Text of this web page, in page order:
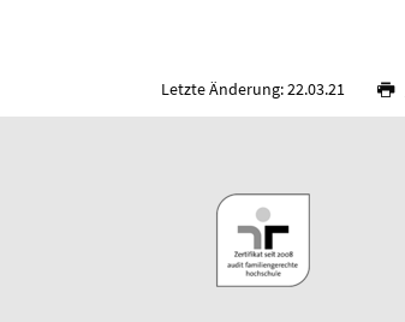
Letzte Änderung: 22.03.21